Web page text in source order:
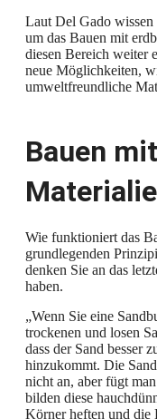
Laut Del Gado
um das Bauen mit
diesen Bereich weiter
neue Möglichkeiten,
umweltfreundliche
Bauen
Wie funktioniert das
grundlegenden
denken Sie an das
haben.
„Wenn Sie eine
trockenen und losen
dass der Sand besser
hinzukommt. Die
nicht an, aber fügt
bilden diese
Körner heften und die